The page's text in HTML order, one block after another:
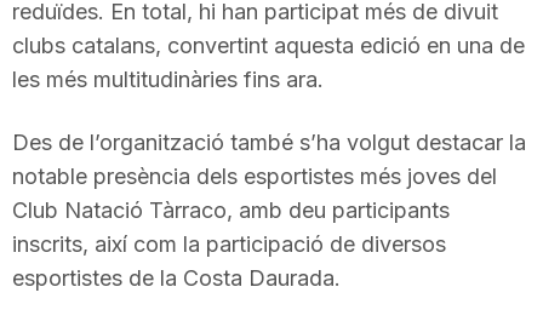
reduïdes. En total, hi han participat més de divuit
clubs catalans, convertint aquesta edició en una de
les més multitudinàries fins ara.
Des de l’organització també s’ha volgut destacar la
notable presència dels esportistes més joves del
Club Natació Tàrraco, amb deu participants
inscrits, així com la participació de diversos
esportistes de la Costa Daurada.